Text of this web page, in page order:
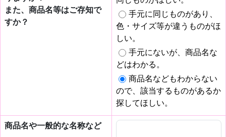
また、商品名等はご存知で
すか？
手元に同じものがあり、
色・サイズ等が違うものがほ
しい。
手元にないが、商品名な
どはわかる。
商品名などもわからない
ので、該当するものがあるか
探してほしい。
商品名や一般的な名称など